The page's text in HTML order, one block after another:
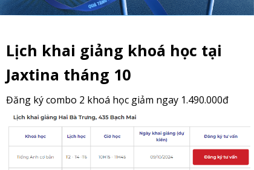
Lịch khai giảng khoá học tại
Jaxtina tháng 10
Đăng ký combo 2 khoá học giảm ngay 1.490.000đ